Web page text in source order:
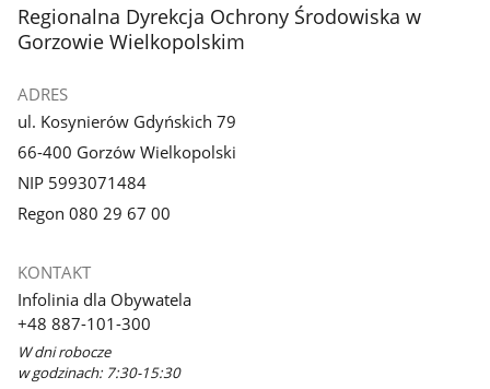
stopka
Regionalna Dyrekcja Ochrony Środowiska w
Gorzowie Wielkopolskim
ADRES
ul. Kosynierów Gdyńskich 79
66-400 Gorzów Wielkopolski
NIP 5993071484
Regon 080 29 67 00
KONTAKT
Infolinia dla Obywatela
+48 887-101-300
W dni robocze
w godzinach: 7:30-15:30